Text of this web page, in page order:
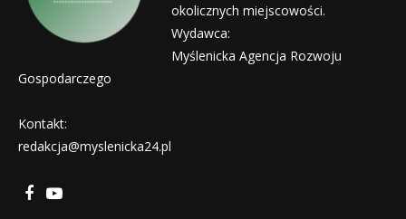
okolicznych miejscowości.
Wydawca:
Myślenicka Agencja Rozwoju
Gospodarczego
Kontakt:
redakcja@myslenicka24.pl